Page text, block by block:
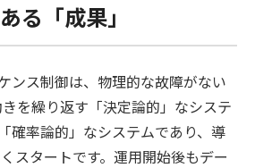
る「成果」
ンス制御は、物理的な故障がない
を繰り返す「決定論的」なシステ
確率論的」なシステムであり、導
スタートです。運用開始後もデー